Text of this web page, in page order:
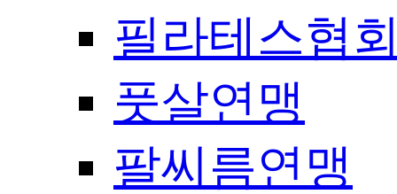
필라테스협
풋살연맹
팔씨름연맹